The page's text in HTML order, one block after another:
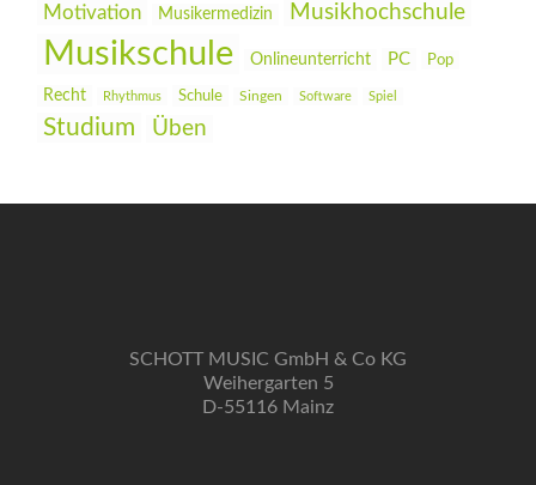
Motivation Musikermedizin Musikhochschule
Musikschule Onlineunterricht PC Pop
Recht Rhythmus Schule Singen Software Spiel
Studium Üben
SCHOTT MUSIC GmbH & Co KG
Weihergarten 5
D-55116 Mainz